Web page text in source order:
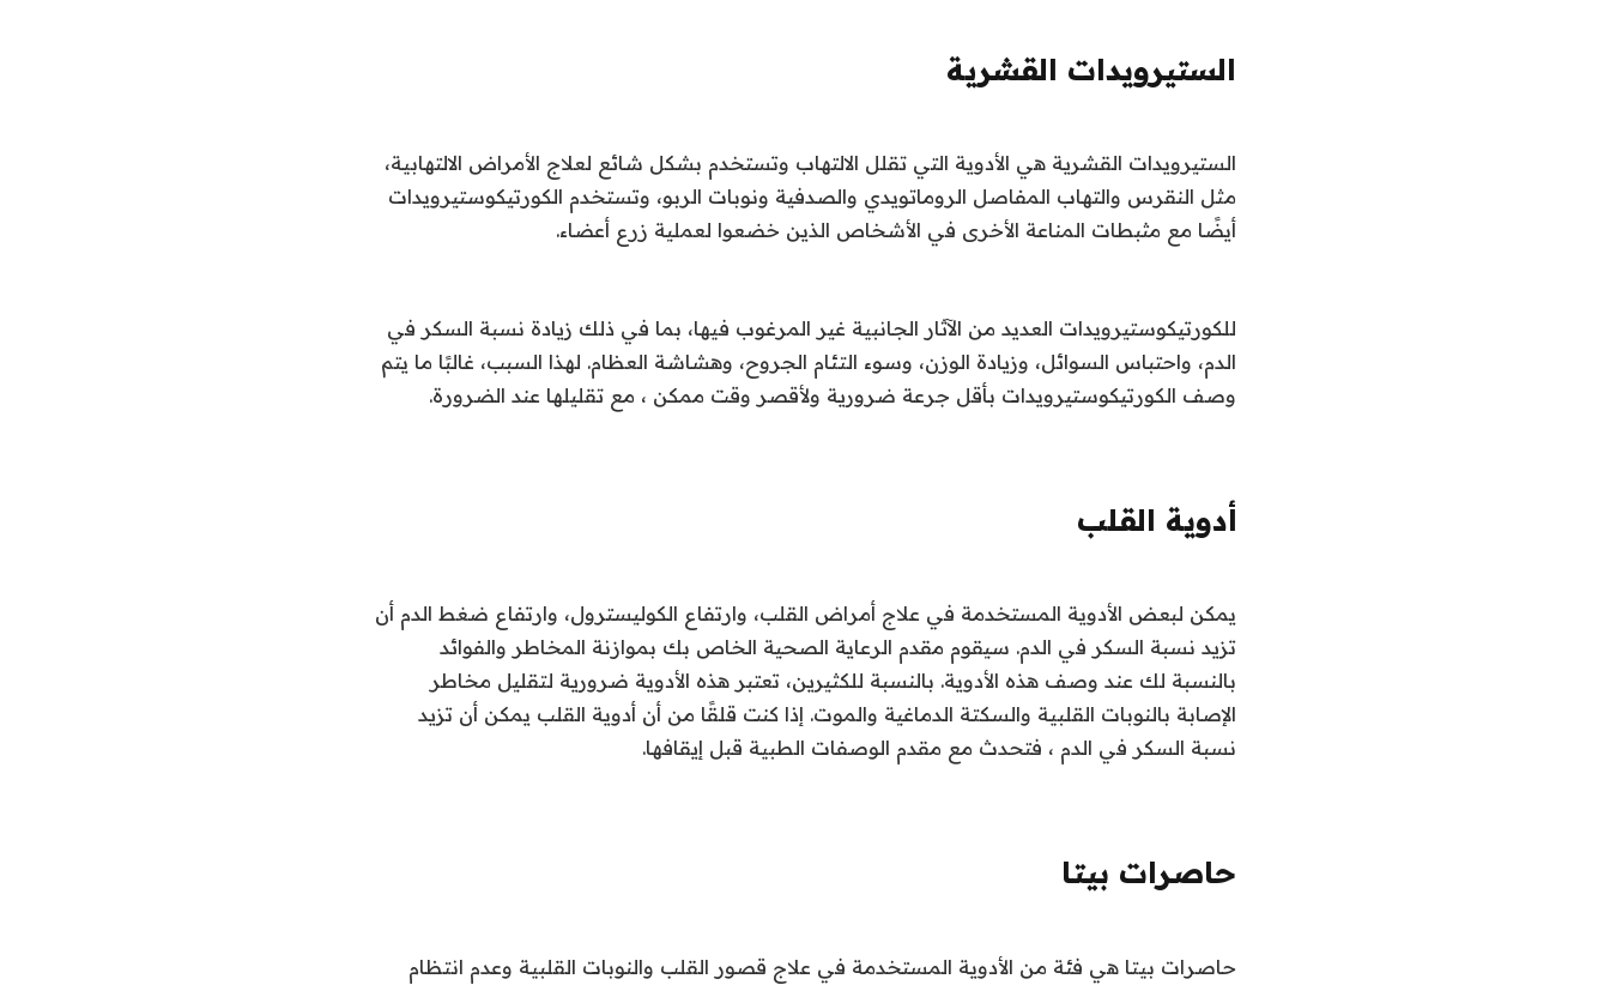
الستيرويدات القشرية
الستيرويدات القشرية هي الأدوية التي تقلل الالتهاب وتستخدم بشكل شائع لعلاج الأمراض الالتهابية،
مثل النقرس والتهاب المفاصل الروماتويدي والصدفية ونوبات الربو، وتستخدم الكورتيكوستيرويدات
أيضًا مع مثبطات المناعة الأخرى في الأشخاص الذين خضعوا لعملية زرع أعضاء.
للكورتيكوستيرويدات العديد من الآثار الجانبية غير المرغوب فيها، بما في ذلك زيادة نسبة السكر في
الدم، واحتباس السوائل، وزيادة الوزن، وسوء التئام الجروح، وهشاشة العظام. لهذا السبب، غالبًا ما يتم
وصف الكورتيكوستيرويدات بأقل جرعة ضرورية ولأقصر وقت ممكن ، مع تقليلها عند الضرورة.
أدوية القلب
يمكن لبعض الأدوية المستخدمة في علاج أمراض القلب، وارتفاع الكوليسترول، وارتفاع ضغط الدم أن
تزيد نسبة السكر في الدم. سيقوم مقدم الرعاية الصحية الخاص بك بموازنة المخاطر والفوائد
بالنسبة لك عند وصف هذه الأدوية. بالنسبة للكثيرين، تعتبر هذه الأدوية ضرورية لتقليل مخاطر
الإصابة بالنوبات القلبية والسكتة الدماغية والموت. إذا كنت قلقًا من أن أدوية القلب يمكن أن تزيد
نسبة السكر في الدم ، فتحدث مع مقدم الوصفات الطبية قبل إيقافها.
حاصرات بيتا
حاصرات بيتا هي فئة من الأدوية المستخدمة في علاج قصور القلب والنوبات القلبية وعدم انتظام